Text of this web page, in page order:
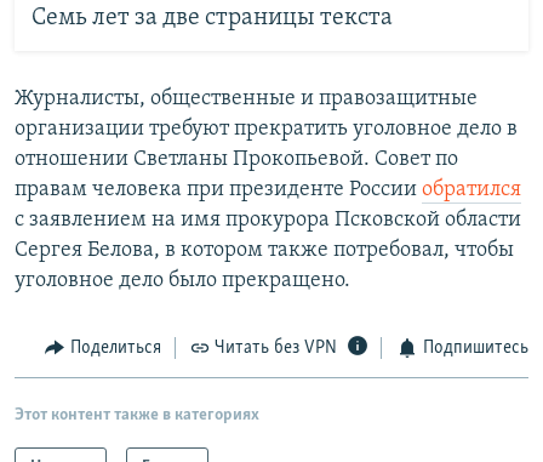
Семь лет за две страницы текста
Журналисты, общественные и правозащитные
организации требуют прекратить уголовное дело в
отношении Светланы Прокопьевой. Совет по
правам человека при президенте России обратился
с заявлением на имя прокурора Псковской области
Сергея Белова, в котором также потребовал, чтобы
уголовное дело было прекращено.
Поделиться Читать без VPN Подпишитесь
Этот контент также в категориях